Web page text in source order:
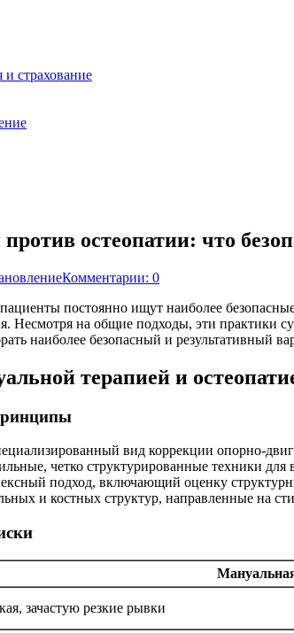
страхование
остеопатии: что
Комментарии: 0
постоянно ищут наиболее
Несмотря на общие подходы, эти практики
наиболее безопасный и результативный
терапией и
вид коррекции опорно-
четко структурированные техники
подход, включающий оценку
и костных структур, направленные на
зачастую резкие рывки